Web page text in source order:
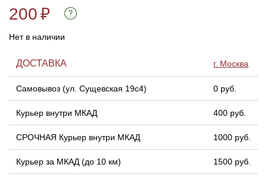
200₽
Нет в наличии
ДОСТАВКА г. Москва
Самовывоз (ул. Сущевская 19с4) 0 руб.
Курьер внутри МКАД 400 руб.
СРОЧНАЯ Курьер внутри МКАД 1000 руб.
Курьер за МКАД (до 10 км) 1500 руб.
Полочки для лука
Кликеры для лука
Плунжеры для лука
Киссеры для лука
Ножи складные